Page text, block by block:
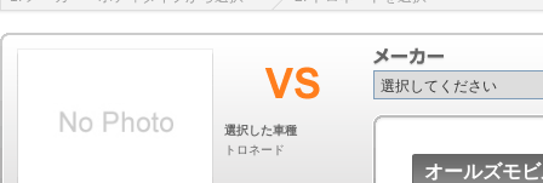
選択した車種
トロネード
オールズモ